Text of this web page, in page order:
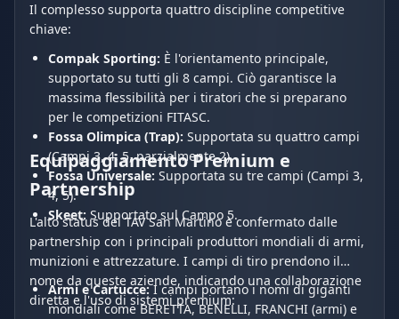
Il complesso supporta quattro discipline competitive
chiave:
Compak Sporting: È l'orientamento principale,
supportato su tutti gli 8 campi. Ciò garantisce la
massima flessibilità per i tiratori che si preparano
per le competizioni FITASC.
Fossa Olimpica (Trap): Supportata su quattro campi
(Campi 3, 4, 5, parzialmente 2).
Fossa Universale: Supportata su tre campi (Campi 3,
4, 5).
Skeet: Supportato sul Campo 5.
Equipaggiamento Premium e
Partnership
L'alto status del TAV San Martino è confermato dalle
partnership con i principali produttori mondiali di armi,
munizioni e attrezzature. I campi di tiro prendono il
nome da queste aziende, indicando una collaborazione
diretta e l'uso di sistemi premium:
Armi e Cartucce:I campi portano i nomi di giganti
mondiali come BERETTA, BENELLI, FRANCHI (armi) e